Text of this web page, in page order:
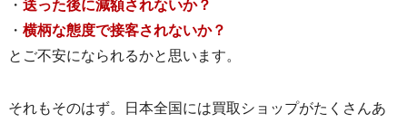
・ 送った後に減額されないか？
・ 横柄な態度で接客されないか？
とご不安になられるかと思います。
それもそのはず。日本全国には買取ショップがたくさんあ